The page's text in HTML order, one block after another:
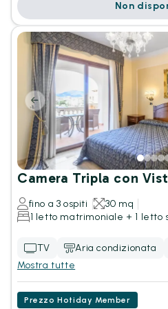
Non
Camera Tripla con
fino a 3 ospiti
30 mq
1 letto matrimoniale + 1 letto
TV Aria condizionata
Mostra tutte
Prezzo Hotiday Member